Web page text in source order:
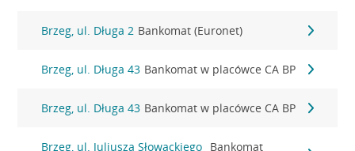
Brzeg, ul. Długa 2 Bankomat (Euronet)
Brzeg, ul. Długa 43 Bankomat w placówce CA BP
Brzeg, ul. Długa 43 Bankomat w placówce CA BP
Brzeg, ul. Juliusza Słowackiego Bankomat